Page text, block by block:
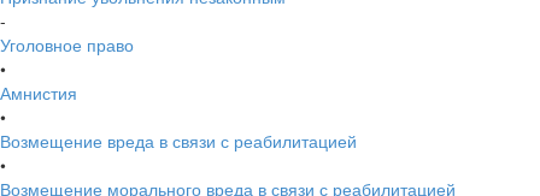
-
Уголовное право
•
Амнистия
•
Возмещение вреда в связи с реабилитацией
•
Возмещение морального вреда в связи с реабилитацией